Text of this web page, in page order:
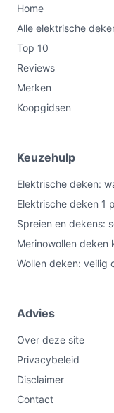
Home
Alle elektrische
Top 10
Reviews
Merken
Koopgidsen
Keuzehulp
Elektrische deken:
Elektrische deken 1
Spreien en dekens:
Merinowollen deken
Wollen deken: veilig
Advies
Over deze site
Privacybeleid
Disclaimer
Contact